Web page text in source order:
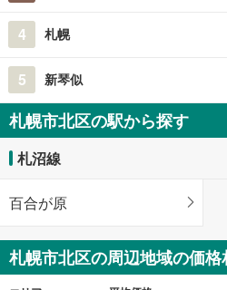
4 札幌
5 新琴似
札幌市北区の駅から探す
札沼線
百合が原
札幌市北区の周辺地域の価格